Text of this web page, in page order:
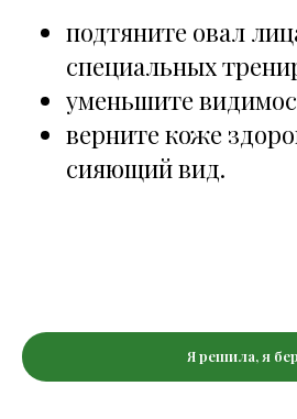
подтяните овал
специальных
уменьшите
верните коже
сияющий вид.
Я решила, я